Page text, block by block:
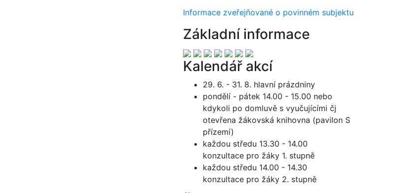
Informace zveřejňované o povinném subjektu
Základní informace
Kalendář akcí
29. 6. - 31. 8. hlavní prázdniny
pondělí - pátek 14.00 - 15.00 nebo
kdykoli po domluvě s vyučujícími čj
otevřena žákovská knihovna (pavilon S
přízemí)
každou středu 13.30 - 14.00
konzultace pro žáky 1. stupně
každou středu 14.00 - 14.30
konzultace pro žáky 2. stupně